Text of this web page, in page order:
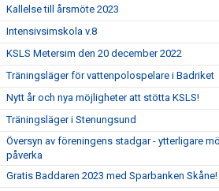
Kallelse till årsmöte 2023
Intensivsimskola v.8
KSLS Metersim den 20 december 2022
Träningsläger för vattenpolospelare i Badriket
Nytt år och nya möjligheter att stötta KSLS!
Träningsläger i Stenungsund
Översyn av föreningens stadgar - ytterligare
påverka
Gratis Baddaren 2023 med Sparbanken Skåne!